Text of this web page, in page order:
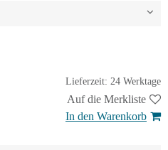
Lieferzeit: 24 Werktage
Auf die Merkliste
In den Warenkorb